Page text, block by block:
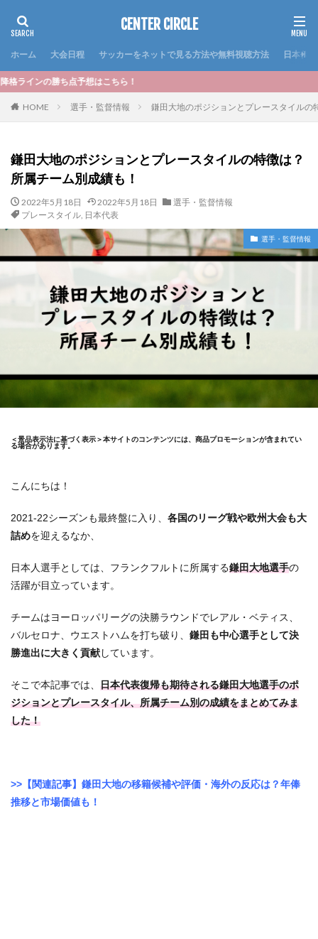
CENTER CIRCLE
ホーム 大会日程 サッカーをネットで見る方法や無料視聴方法 日本代表
こちら！
HOME 選手・監督情報 鎌田大地のポジションとプレースタイルの
鎌田大地のポジションとプレースタイルの特徴は？
所属チーム別成績も！
2022年5月18日 2022年5月18日
選手・監督情報
プレースタイル, 日本代表
選手・監督情報
＜景品表示法に基づく表示＞本サイトのコンテンツには、商品プロモーションが含まれてい
る場合があります。
こんにちは！
2021-22シーズンも最終盤に入り、 各国のリーグ戦や欧州大会も大
詰めを迎えるなか、
日本人選手としては、フランクフルトに所属する鎌田大地選手の
活躍が目立っています。
チームはヨーロッパリーグの決勝ラウンドでレアル・ベティス、
バルセロナ、ウエストハムを打ち破り、 鎌田も中心選手として決
勝進出に大きく貢献しています。
そこで本記事では、 日本代表復帰も期待される鎌田大地選手のポ
ジションとプレースタイル、所属チーム別の成績をまとめてみま
した！
>>【関連記事】鎌田大地の移籍候補や評価・海外の反応は？年俸
推移と市場価値も！